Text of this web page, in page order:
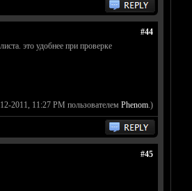
#44
это удобнее при проверке
2011, 11:27 PM пользователем Phenom.)
#45